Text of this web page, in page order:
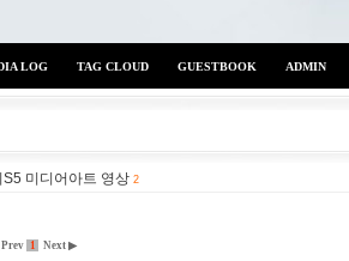
와이엇의 로그파일
LOG TAG CLOUD GUESTBOOK ADMIN
미디어아트 영상 2
1 Next ▶